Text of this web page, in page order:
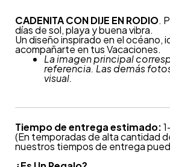
CADENITA CON DIJE EN RODIO.
días de sol, playa y buena vibra.
Un diseño inspirado en el océano,
acompañarte en tus Vacaciones.
La imagen principal
referencia. Las demás
visual.
Tiempo de entrega estimado:
(En temporadas de alta cantidad
nuestros tiempos de entrega